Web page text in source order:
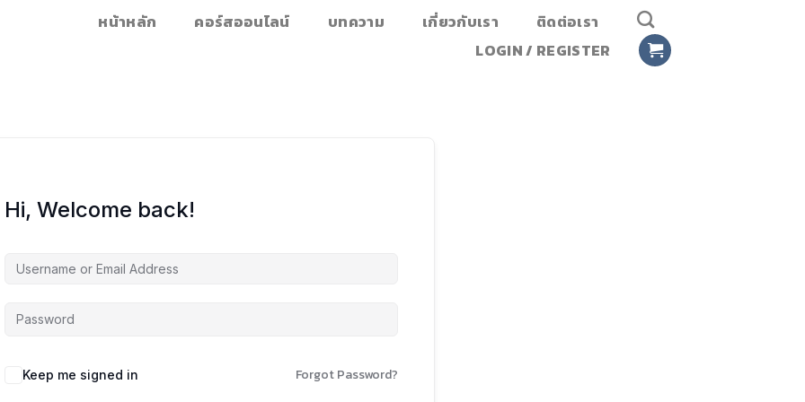
หน้าหลัก คอร์สออนไลน์ บทความ เกี่ยวกับเรา
ติดต่อเรา
LOGIN / REGISTER
Hi, Welcome back!
Keep me signed in Forgot Password?